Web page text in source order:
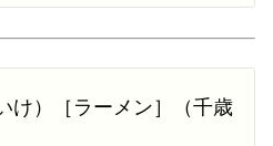
け）［ラーメン］（千歳